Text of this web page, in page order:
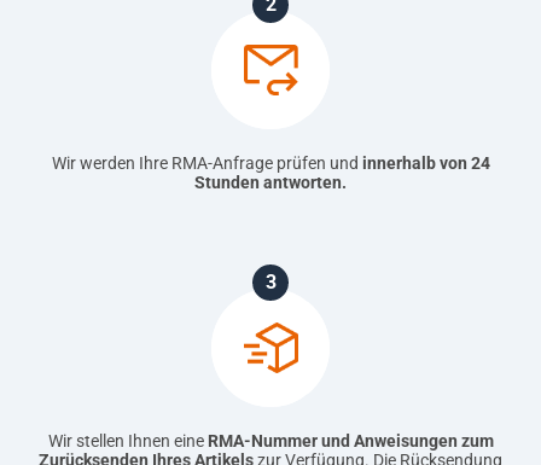
Wir werden Ihre RMA-Anfrage prüfen und innerhalb von 24
Stunden antworten.
3
Wir stellen Ihnen eine RMA-Nummer und Anweisungen zum
Zurücksenden Ihres Artikelszur Verfügung. Die Rücksendung